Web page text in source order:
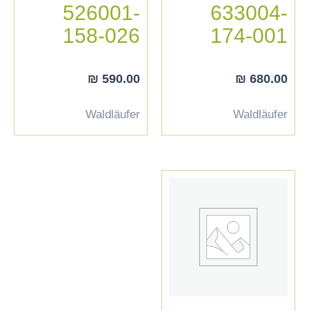
633004-
174-001
₪ 680.00
Waldläufer
526001-
158-026
₪ 590.00
Waldläufer